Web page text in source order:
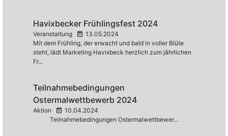
Havixbecker Frühlingsfest 2024
Veranstaltung
13.05.2024
Mit dem Frühling, der erwacht und bald in voller Blüte
steht, lädt Marketing Havixbeck herzlich zum jährlichen
Fr...
Teilnahmebedingungen
Ostermalwettbewerb 2024
Aktion
10.04.2024
Teilnahmebedingungen Ostermalwettbewer...